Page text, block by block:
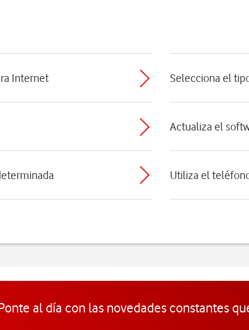
Internet Selecciona el
Actualiza el
Utiliza el
al día con las novedades constantes